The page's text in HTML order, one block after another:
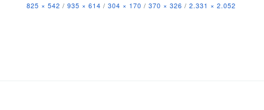
825 × 542 / 935 × 614 / 304 × 170 / 370 × 326 / 2.331 × 2.052